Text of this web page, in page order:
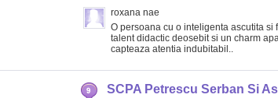
roxana nae
O persoana cu o inteligenta ascutita si
talent didactic deosebit si un charm
capteaza atentia indubitabil..
SCPA Petrescu Serban Si